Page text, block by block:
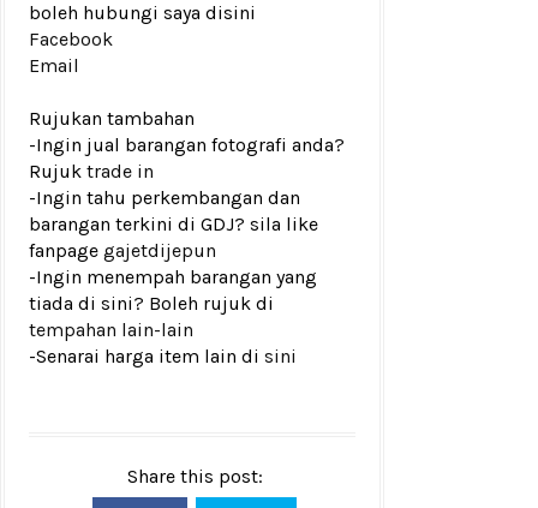
boleh hubungi saya disini
Facebook
Email
Rujukan tambahan
-Ingin jual barangan fotografi anda?
Rujuk trade in
-Ingin tahu perkembangan dan
barangan terkini di GDJ? sila like
fanpage gajetdijepun
-Ingin menempah barangan yang
tiada di sini? Boleh rujuk di
tempahan lain-lain
-Senarai harga item lain di sini
Share this post: